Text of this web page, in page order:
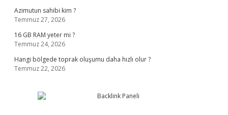
Azimutun sahibi kim ?
Temmuz 27, 2026
16 GB RAM yeter mi ?
Temmuz 24, 2026
Hangi bölgede toprak oluşumu daha hızlı olur ?
Temmuz 22, 2026